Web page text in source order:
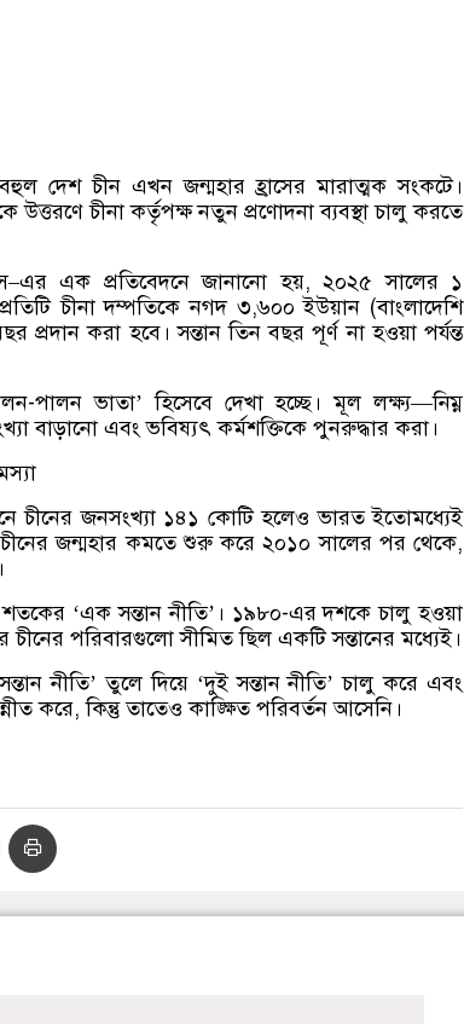
দেশ চীন এখন জন্মহার হ্রাসের মারাত্মক সংকটে।
উত্তরণে চীনা কর্তৃপক্ষ নতুন প্রণোদনা ব্যবস্থা চালু করতে
এক প্রতিবেদনে জানানো হয়, ২০২৫ সালের ১
চীনা দম্পতিকে নগদ ৩,৬০০ ইউয়ান (বাংলাদেশি
প্রদান করা হবে। সন্তান তিন বছর পূর্ণ না হওয়া পর্যন্ত
পালন ভাতা’ হিসেবে দেখা হচ্ছে। মূল লক্ষ্য—নিম্ন
বাড়ানো এবং ভবিষ্যৎ কর্মশক্তিকে পুনরুদ্ধার করা।
চীনের জনসংখ্যা ১৪১ কোটি হলেও ভারত ইতোমধ্যেই
চীনের জন্মহার কমতে শুরু করে ২০১০ সালের পর থেকে,
শতকের ‘এক সন্তান নীতি’। ১৯৮০-এর দশকে চালু হওয়া
পরিবারগুলো সীমিত ছিল একটি সন্তানের মধ্যেই।
নীতি’ তুলে দিয়ে ‘দুই সন্তান নীতি’ চালু করে এবং
করে, কিন্তু তাতেও কাঙ্ক্ষিত পরিবর্তন আসেনি।